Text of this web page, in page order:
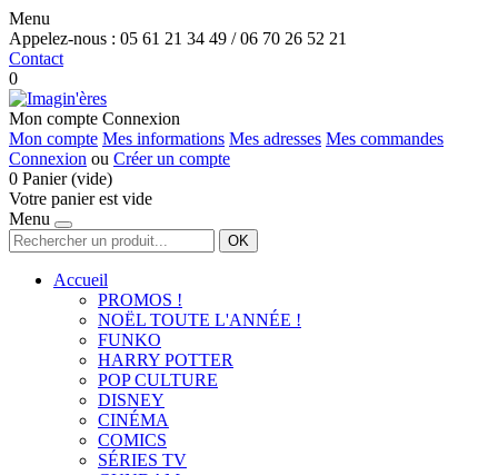
Menu
Appelez-nous : 05 61 21 34 49 / 06 70 26 52 21
Contact
0
Mon compte Connexion
Mon compte Mes informations Mes adresses Mes commandes
Connexion ou Créer un compte
0 Panier (vide)
Votre panier est vide
Menu
OK
Accueil
PROMOS !
NOËL TOUTE L'ANNÉE !
FUNKO
HARRY POTTER
POP CULTURE
DISNEY
CINÉMA
COMICS
SÉRIES TV